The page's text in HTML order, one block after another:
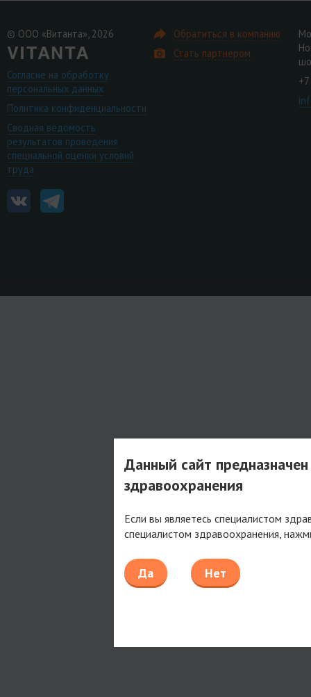
© ООО «Витанта», 2026
Согласие на обработку
персональных данных
Политика конфиденциальности
Сводная ведомость
результатов проведения
специальной оценки условий
труда
Обратиться в компанию
Стать партнером
Данный сайт
здравоохранения
Если вы являетесь специалистом
специалистом здравоохранения,
Да Нет